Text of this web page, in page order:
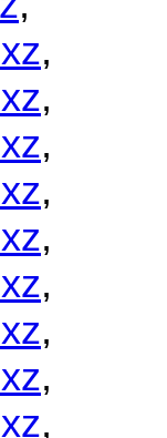
,
,
,
,
,
,
,
,
,